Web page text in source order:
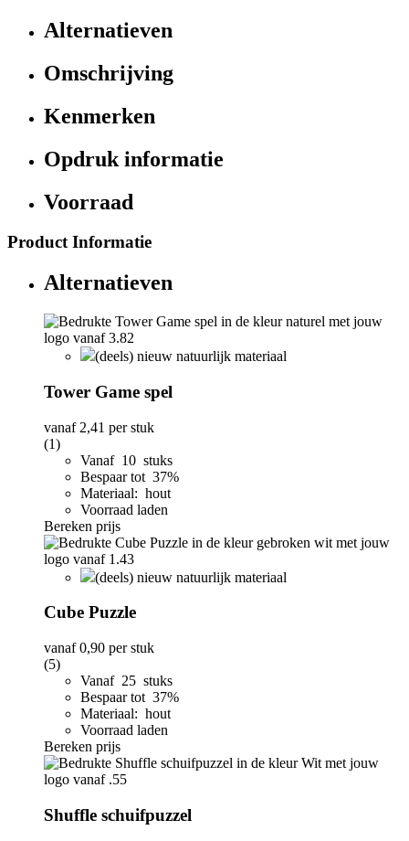
Alternatieven
Omschrijving
Kenmerken
Opdruk informatie
Voorraad
Product Informatie
Alternatieven
(deels) nieuw natuurlijk materiaal
Tower Game spel
vanaf 2,41 per stuk
(1)
Vanaf 10 stuks
Bespaar tot 37%
Materiaal: hout
Voorraad laden
Bereken prijs
(deels) nieuw natuurlijk materiaal
Cube Puzzle
vanaf0,90 per stuk
(5)
Vanaf 25 stuks
Bespaar tot 37%
Materiaal: hout
Voorraad laden
Bereken prijs
Shuffle schuifpuzzel